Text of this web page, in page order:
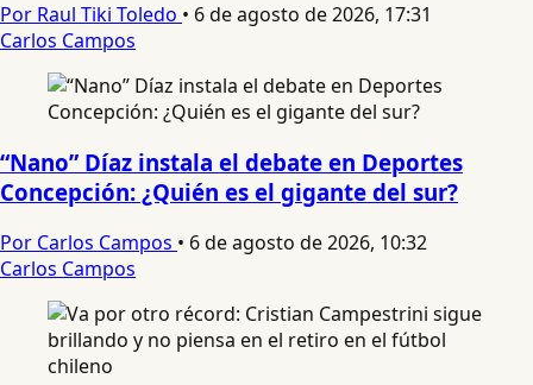
Por Raul Tiki Toledo • 6 de agosto de 2026, 17:31
Carlos Campos
“Nano” Díaz instala el debate en Deportes
Concepción: ¿Quién es el gigante del sur?
Por Carlos Campos • 6 de agosto de 2026, 10:32
Carlos Campos